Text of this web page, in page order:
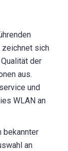
zeichnet sich
der
aus.
und
WLAN an
bekannter
an